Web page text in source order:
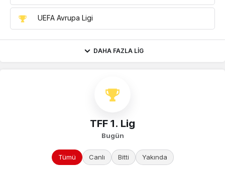
UEFA Avrupa Ligi
DAHA FAZLA LIG
TFF 1. Lig
Bugün
Tümü Canlı Bitti Yakında